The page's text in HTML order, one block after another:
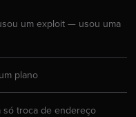
um exploit — usou uma
plano
só troca de endereço